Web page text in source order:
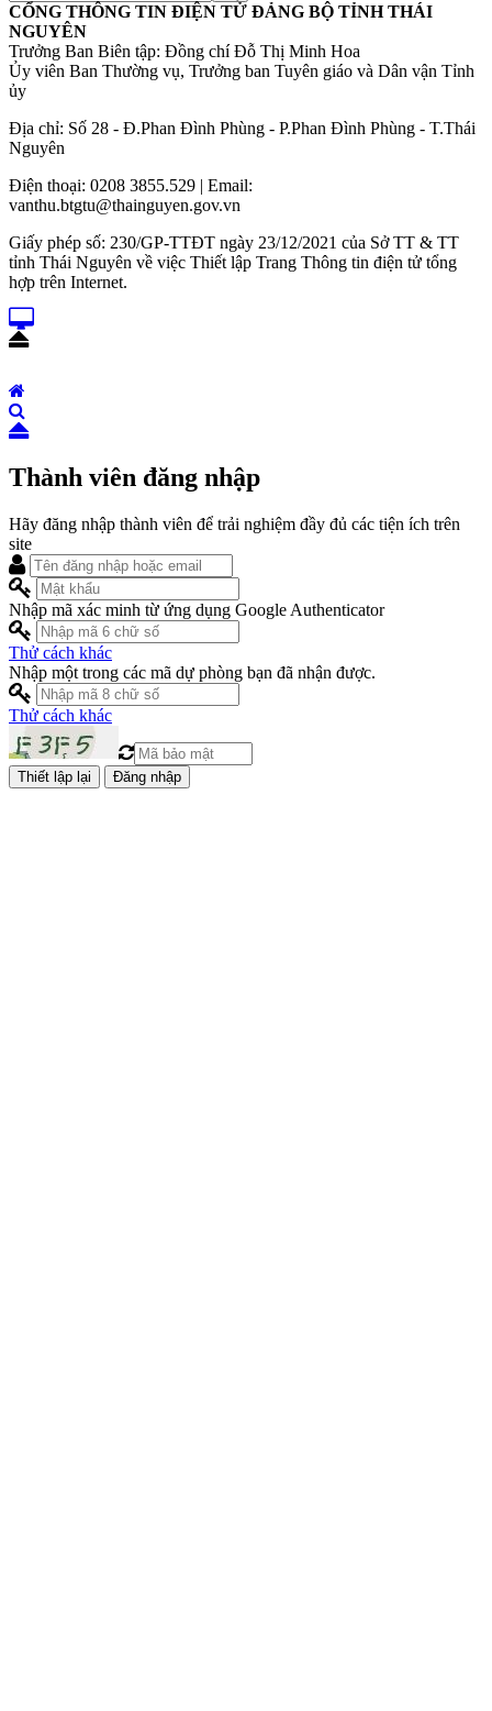
CỔNG THÔNG TIN ĐIỆN TỬ ĐẢNG BỘ TỈNH THÁI
NGUYÊN
Trưởng Ban Biên tập: Đồng chí Đỗ Thị Minh Hoa
Ủy viên Ban Thường vụ, Trưởng ban Tuyên giáo và Dân vận Tỉnh
ủy
Địa chỉ: Số 28 - Đ.Phan Đình Phùng - P.Phan Đình Phùng - T.Thái
Nguyên
Điện thoại: 0208 3855.529 | Email:
vanthu.btgtu@thainguyen.gov.vn
Giấy phép số: 230/GP-TTĐT ngày 23/12/2021 của Sở TT & TT
tỉnh Thái Nguyên về việc Thiết lập Trang Thông tin điện tử tổng
hợp trên Internet.
Thành viên đăng nhập
Hãy đăng nhập thành viên để trải nghiệm đầy đủ các tiện ích trên
site
Nhập mã xác minh từ ứng dụng Google Authenticator
Thử cách khác
Nhập một trong các mã dự phòng bạn đã nhận được.
Thử cách khác
Đăng nhập